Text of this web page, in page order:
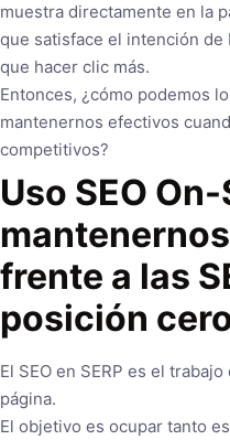
muestra directamente en la
que satisface el intención
que hacer clic más.
Entonces, ¿cómo podemos
mantenernos efectivos
competitivos?
Uso SEO
frente a las
posición
El SEO en SERP es el
página.
El objetivo es ocupar tanto